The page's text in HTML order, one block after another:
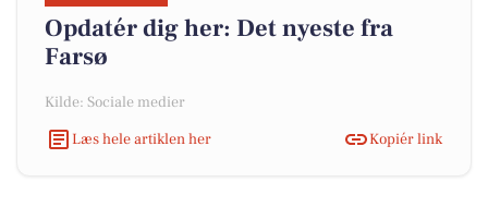
Opdatér dig her: Det nyeste fra
Farsø
Kilde: Sociale medier
Læs hele artiklen her
Kopiér link